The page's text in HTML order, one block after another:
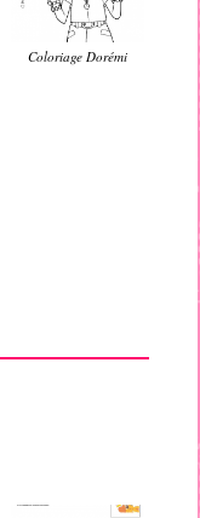
Coloriage Dorémi